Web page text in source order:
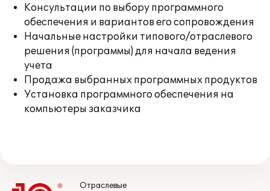
Консультации по выбору программного
обеспечения и вариантов его сопровождения
Начальные настройки типового/отраслевого
решения (программы) для начала ведения
учета
Продажа выбранных программных продуктов
Установка программного обеспечения на
компьютеры заказчика
Отраслевые